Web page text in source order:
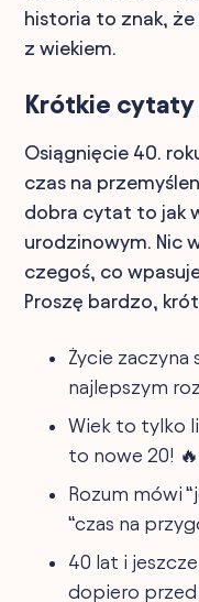
historia to znak,
z wiekiem.
Krótkie cytaty
Osiągnięcie 40.
czas na
dobra cytat to jak
urodzinowym. Nic
czegoś, co
Proszę bardzo,
Życie
najlepszym
Wiek to tylko
to nowe 20!
Rozum mówi
“czas na
40 lat i
dopiero przed